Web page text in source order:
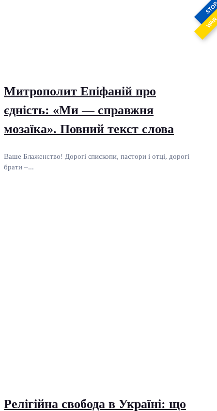
Митрополит Епіфаній про
єдність: «Ми — справжня
мозаїка». Повний текст слова
Ваше Блаженство! Дорогі єпископи, пастори і отці, дорогі
брати –...
Релігійна свобода в Україні: що